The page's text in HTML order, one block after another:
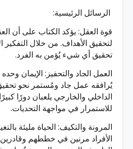
الرسائل الرئيسية:
قوة العقل: يؤكد الكتاب على أن
لتحقيق الأهداف. من خلال التفكير
تحقيق أي شيء يُؤمن به الفرد.
العمل الجاد والتحفيز: الإيمان
يُرافقه عمل جاد ومُستمر نحو تحقيق
الداخلي والخارجي يلعبان دورًا
للاستمرار في مواجهة التحديات.
المرونة والتكيف: الحياة مليئة
الأفراد مرنين في خططهم